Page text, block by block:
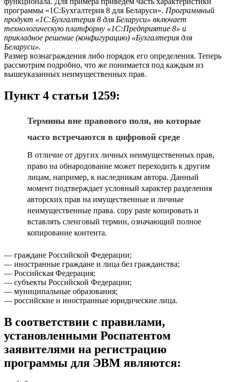
программы «1С:Бухгалтерия 8 для Беларуси». Программный
продукт «1С:Бухгалтерия 8 для Беларуси» включает
технологическую платформу «1С:Предприятие 8» и
прикладное решение (конфигурацию) «Бухгалтерия для
Беларуси».
Размер вознаграждения либо порядок его определения. Теперь
рассмотрим подробно, что же понимается под каждым из
вышеуказанных неимущественных прав.
Пункт 4 статьи 1259:
Термины вне правового поля, но которые
часто встречаются в цифровой среде
В отличие от других личных неимущественных прав,
право на обнародование может переходить к другим
лицам, например, к наследникам автора. Данный
момент подтверждает условный характер разделения
авторских прав на имущественные и личные
неимущественные права. copy paste копировать и
вставлять сленговый термин, означающий полное
копирование контента.
— граждане Российской Федерации;
— иностранные граждане и лица без гражданства;
— Российская Федерация;
— субъекты Российской Федерации;
— муниципальные образования;
— российские и иностранные юридические лица.
В соответствии с правилами,
установленными Роспатентом
заявителями на регистрацию
программы для ЭВМ являются: